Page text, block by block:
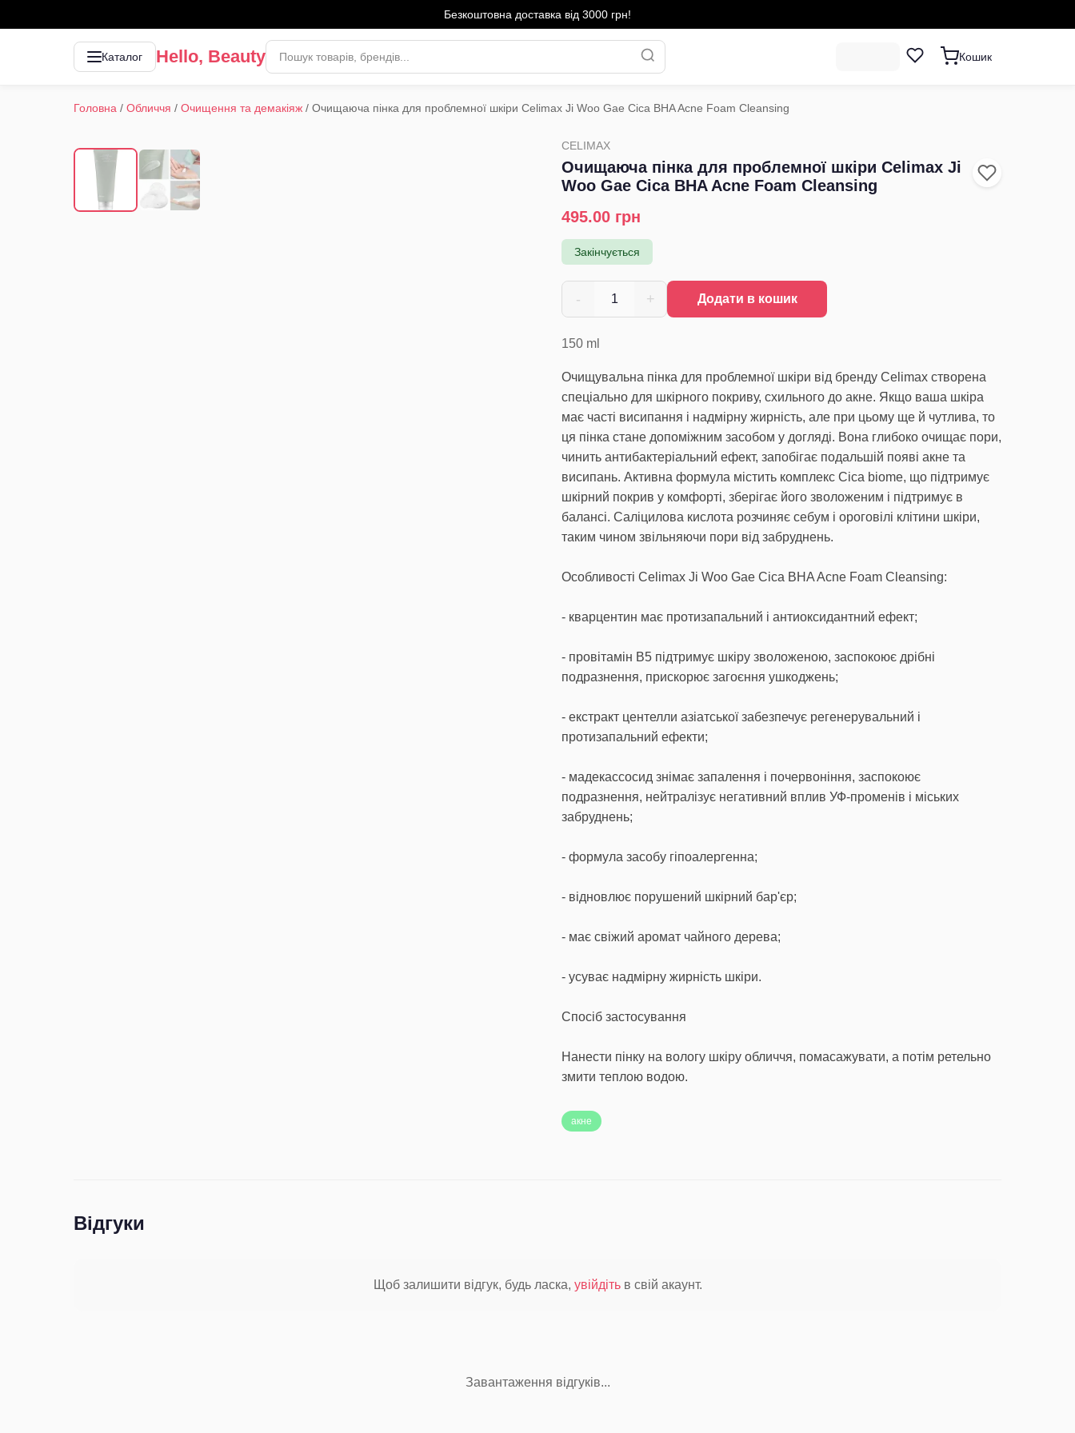
Безкоштовна доставка від 3000 грн!
Каталог Hello, Beauty Кошик
Головна / Обличчя / Очищення та демакіяж / Очищаюча пінка для проблемної шкіри Celimax Ji Woo Gae Cica BHA Acne Foam Cleansing
CELIMAX
Очищаюча пінка для проблемної шкіри Celimax Ji
Woo Gae Cica BHA Acne Foam Cleansing
495.00 грн
Закінчується
- 1 + Додати в кошик
150 ml
Очищувальна пінка для проблемної шкіри від бренду Celimax створена
спеціально для шкірного покриву, схильного до акне. Якщо ваша шкіра
має часті висипання і надмірну жирність, але при цьому ще й чутлива, то
ця пінка стане допоміжним засобом у догляді. Вона глибоко очищає пори,
чинить антибактеріальний ефект, запобігає подальшій появі акне та
висипань. Активна формула містить комплекс Cica biome, що підтримує
шкірний покрив у комфорті, зберігає його зволоженим і підтримує в
балансі. Саліцилова кислота розчиняє себум і ороговілі клітини шкіри,
таким чином звільняючи пори від забруднень.
Особливості Celimax Ji Woo Gae Cica BHA Acne Foam Cleansing:
- кварцентин має протизапальний і антиоксидантний ефект;
- провітамін В5 підтримує шкіру зволоженою, заспокоює дрібні
подразнення, прискорює загоєння ушкоджень;
- екстракт центелли азіатської забезпечує регенерувальний і
протизапальний ефекти;
- мадекассосид знімає запалення і почервоніння, заспокоює
подразнення, нейтралізує негативний вплив УФ-променів і міських
забруднень;
- формула засобу гіпоалергенна;
- відновлює порушений шкірний бар'єр;
- має свіжий аромат чайного дерева;
- усуває надмірну жирність шкіри.
Спосіб застосування
Нанести пінку на вологу шкіру обличчя, помасажувати, а потім ретельно
змити теплою водою.
акне
Відгуки
Щоб залишити відгук, будь ласка, увійдітьв свій акаунт.
Завантаження відгуків...